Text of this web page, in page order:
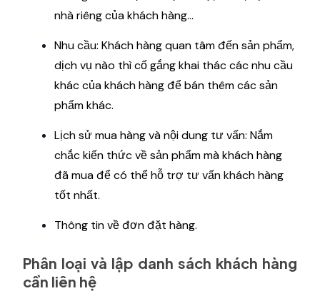
nhà riêng của khách hàng…
Nhu cầu: Khách hàng quan tâm đến sản phẩm,
dịch vụ nào thì cố gắng khai thác các nhu cầu
khác của khách hàng để bán thêm các sản
phẩm khác.
Lịch sử mua hàng và nội dung tư vấn: Nắm
chắc kiến ​​thức về sản phẩm mà khách hàng
đã mua để có thể hỗ trợ tư vấn khách hàng
tốt nhất.
Thông tin về đơn đặt hàng.
Phân loại và lập danh sách khách hàng
cần liên hệ